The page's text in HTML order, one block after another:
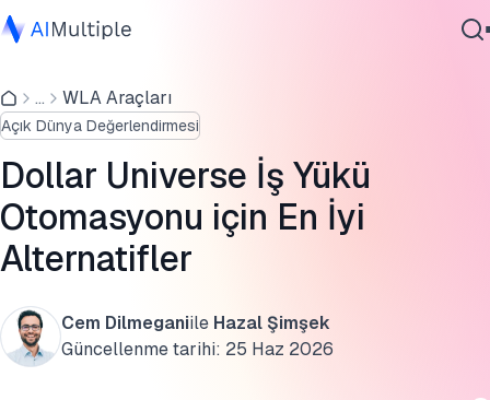
Ajanik Yapay Zeka
Siber güvenlik
Veri
Kurumsal Yazılım
Hizmetler
Bize Ulaşın
... WLA Araçları
Açık Dünya Değerlendirmesi
Dollar Universe İş Yükü
Otomasyonu için En İyi
Alternatifler
Cem Dilmeganiile Hazal Şimşek
Güncellenme tarihi: 25 Haz 2026
Dollar Universe Otomasyonunun Tarihçesi, Satın Almaları
ve İncelemesi
Broadcom'un Dollar Universe Çözümüne En İyi Alternatifler
SSS'ler
Bu araştırmayı kaynak gösterin